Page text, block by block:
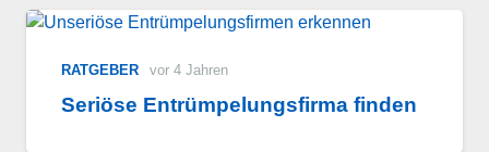
RATGEBER vor 4 Jahren
Seriöse Entrümpelungsfirma finden